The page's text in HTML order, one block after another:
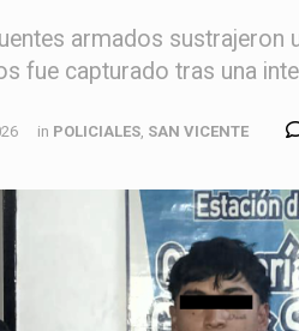
armados
fue capturado tras una
in POLICIALES, SAN VICENTE